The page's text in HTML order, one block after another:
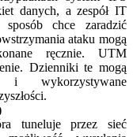
danych, a zespół IT
chce zaradzić
ataku mogą
ręcznie. UTM
Dzienniki te mogą
i wykorzystywane
tuneluje przez sieć